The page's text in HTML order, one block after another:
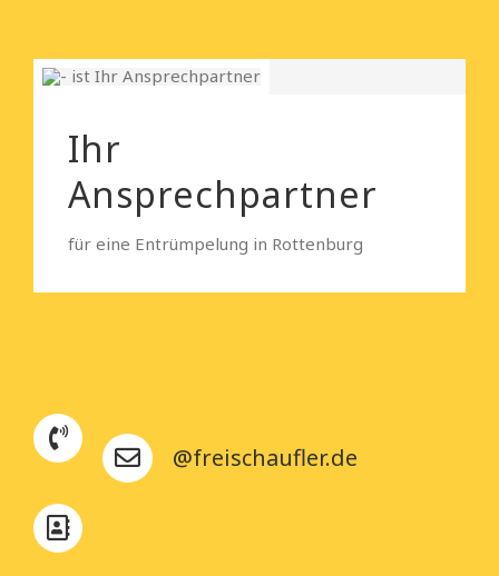
Ihr
Ansprechpartner
für eine Entrümpelung in Rottenburg
@freischaufler.de